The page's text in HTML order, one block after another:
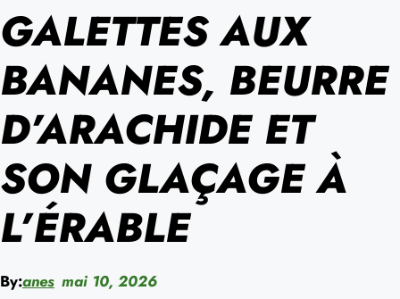
GALETTES AUX
BANANES, BEURRE
D’ARACHIDE ET
SON GLAÇAGE À
L’ÉRABLE
By:anes mai 10, 2026